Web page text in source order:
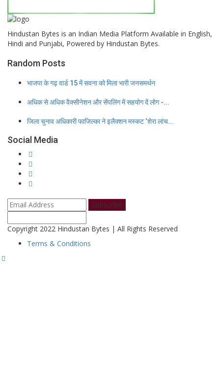
Hindustan Bytes is an Indian Media Platform Available in English,
Hindi and Punjabi, Powered by Hindustan Bytes.
Random Posts
भाजपा के गढ़ वार्ड 15 में सवना को मिला भारी जनसमर्थन
अधिक से अधिक वैक्सीनेशन और सेंपलिंग में सहयोग दें लोग -...
जिला चुनाव अधिकारी फाजिल्का ने इलैक्शन मस्कट ‘शेरा लांच...
Social Media
Subscribe
Copyright 2022 Hindustan Bytes | All Rights Reserved
Terms & Conditions